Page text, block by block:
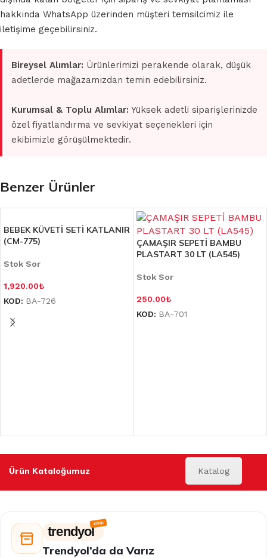
hakkında WhatsApp üzerinden müşteri temsilcimiz ile
iletişime geçebilirsiniz.
Bireysel Alımlar: Ürünlerimizi perakende olarak, düşük
adetlerde mağazamızdan temin edebilirsiniz.
Kurumsal & Toplu Alımlar: Yüksek adetli siparişlerinizde
özel fiyatlandırma ve sevkiyat seçenekleri için
ekibimizle görüşülmektedir.
Benzer Ürünler
BEBEK KÜVETİ SETİ KATLANIR
(CM-775)
Stok Sor
1,920.00₺
KOD: BA-726
ÇAMAŞIR SEPETİ BAMBU
PLASTART 30 LT (LA545)
Stok Sor
250.00₺
KOD: BA-701
Ürün Kataloğumuz Katalog
trendyol
Trendyol’da da Varız